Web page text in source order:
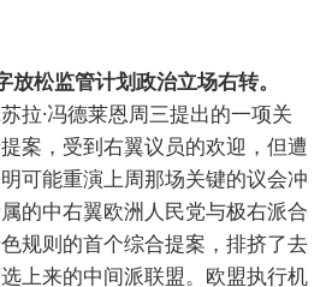
放松监管计划政治立场右转。
拉·冯德莱恩周三提出的一项关
案，受到右翼议员的欢迎，但遭
可能重演上周那场关键的议会冲
的中右翼欧洲人民党与极右派合
规则的首个综合提案，排挤了去
上来的中间派联盟。欧盟执行机